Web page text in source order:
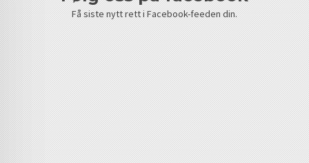
Få siste nytt rett i Facebook-feeden din.